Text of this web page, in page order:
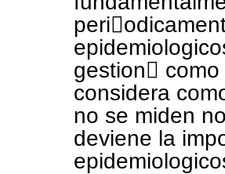
gestion￿
considera
no se miden
deviene la